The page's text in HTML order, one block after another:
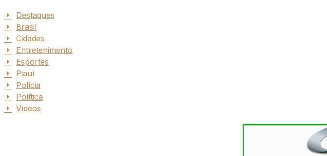
Destaques
Brasil
Cidades
Entretenimento
Esportes
Piauí
Polícia
Política
Vídeos